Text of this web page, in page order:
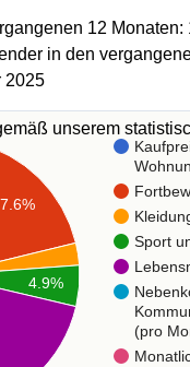
12 Monaten:
in den
2025
unserem
Sport
(pro
4.9%